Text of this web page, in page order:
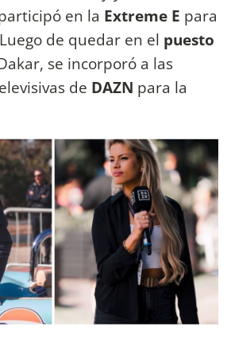
en la Extreme E para
de quedar en el puesto
se incorporó a las
de DAZN para la